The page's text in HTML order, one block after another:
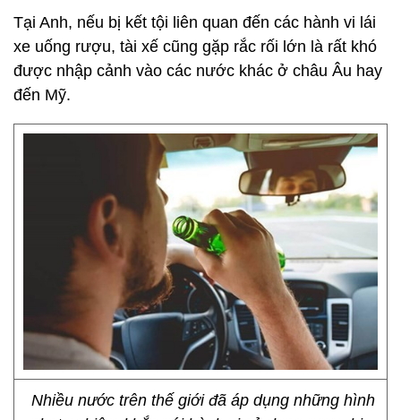
Tại Anh, nếu bị kết tội liên quan đến các hành vi lái
xe uống rượu, tài xế cũng gặp rắc rối lớn là rất khó
được nhập cảnh vào các nước khác ở châu Âu hay
đến Mỹ.
Nhiều nước trên thế giới đã áp dụng những hình